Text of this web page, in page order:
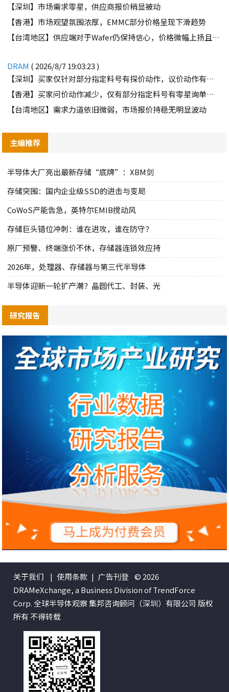
【深圳】市场需求零星，供应商报价稍显被动
【香港】市场观望氛围浓厚，EMMC部分价格呈现下滑趋势
【台湾地区】供应端对于Wafer仍保持信心，价格微幅上扬且惜售态度不变
DRAM ( 2026/8/7 19:03:23 )
【深圳】买家仅针对部分指定料号有探价动作，议价动作有所减少
【香港】买家问价动作减少，仅有部分指定料号有零星询单动作
【台湾地区】需求力道依旧微弱，市场报价持稳无明显波动
主编推荐
半导体大厂亮出最新存储“底牌”：XBM剑
存储突围：国内企业级SSD的进击与变局
CoWoS产能告急，英特尔EMIB搅动风
存储巨头错位冲刺：谁在进攻，谁在防守？
原厂预警、终端涨价不休，存储器连锁效应持
2026年，处理器、存储器与第三代半导体
半导体迎新一轮扩产潮？晶圆代工、封装、光
研究报告
关于我们 | 使用条款 | 广告刊登 © 2026
DRAMeXchange, a Business Division of TrendForce
Corp. 全球半导体观察 集邦咨询顾问（深圳）有限公司 版权
所有 不得转载